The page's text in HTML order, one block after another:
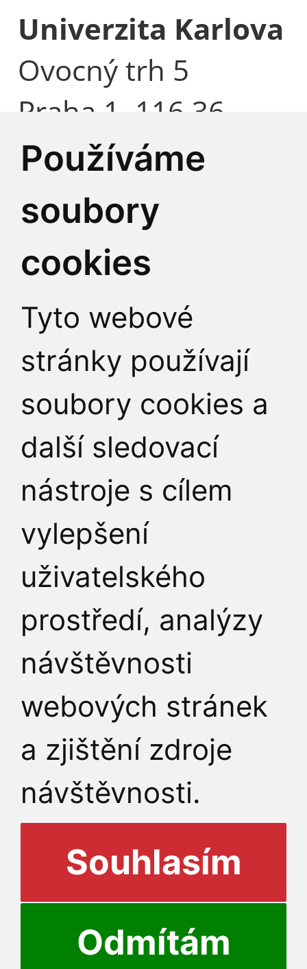
Používáme
soubory
cookies
Tyto webové
stránky používají
soubory cookies a
další sledovací
nástroje s cílem
vylepšení
uživatelského
prostředí, analýzy
návštěvnosti
webových stránek
a zjištění zdroje
návštěvnosti.
Souhlasím
Odmítám
Univerzita Karlova
Ovocný trh 5
Praha 1, 116 36
Česká republika
Identifikátor datové
IČO:00216208
DIČ: CZ00216208
JAK K NÁM